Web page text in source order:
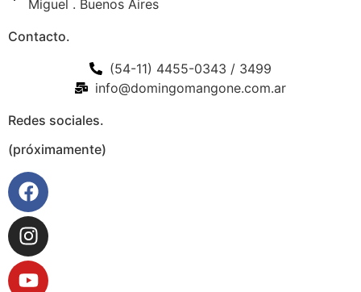
Miguel . Buenos Aires
Contacto.
(54-11) 4455-0343 / 3499
info@domingomangone.com.ar
Redes sociales.
(próximamente)